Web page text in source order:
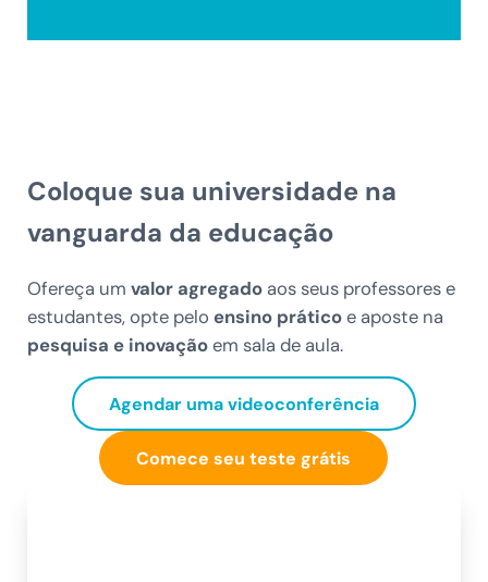
Coloque sua universidade na
vanguarda da educação
Ofereça um valor agregadoaos seus professores e
estudantes, opte pelo ensino práticoe aposte na
pesquisa e inovaçãoem sala de aula.
Agendar uma videoconferência
Comece seu teste grátis